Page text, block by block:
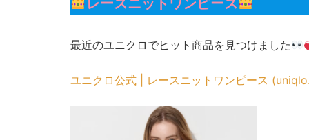
レースニットワンピース
最近のユニクロでヒット商品を見つけました
ユニクロ公式 | レースニットワンピース